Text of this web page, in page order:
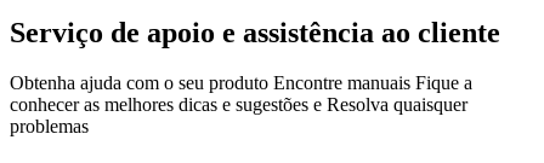
Serviço de apoio e assistência ao cliente
Obtenha ajuda com o seu produto Encontre manuais Fique a
conhecer as melhores dicas e sugestões e Resolva quaisquer
problemas